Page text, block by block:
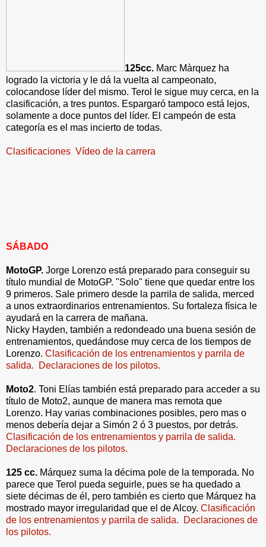
125cc. Marc Màrquez ha
logrado la victoria y le dá la vuelta al campeonato,
colocandose líder del mismo. Terol le sigue muy cerca, en la
clasificación, a tres puntos. Espargaró tampoco está lejos,
solamente a doce puntos del líder. El campeón de esta
categoría es el mas incierto de todas.
Clasificaciones Vídeo de la carrera
SÁBADO
MotoGP. Jorge Lorenzo está preparado para conseguir su
título mundial de MotoGP. "Solo" tiene que quedar entre los
9 primeros. Sale primero desde la parrila de salida, merced
a unos extraordinarios entrenamientos. Su fortaleza física le
ayudará en la carrera de mañana.
Nicky Hayden, también a redondeado una buena sesión de
entrenamientos, quedándose muy cerca de los tiempos de
Lorenzo. Clasificación de los entrenamientos y parrila de
salida.
Declaraciones de los pilotos.
Moto2. Toni Elías también está preparado para acceder a su
título de Moto2, aunque de manera mas remota que
Lorenzo. Hay varias combinaciones posibles, pero mas o
menos debería dejar a Simón 2 ó 3 puestos, por detrás.
Clasificación de los entrenamientos y parrila de salida.
Declaraciones de los pilotos.
125 cc. Márquez suma la décima pole de la temporada. No
parece que Terol pueda seguirle, pues se ha quedado a
siete décimas de él, pero también es cierto que Márquez ha
mostrado mayor irregularidad que el de Alcoy. Clasificación
de los entrenamientos y parrila de salida.
Declaraciones de
los pilotos.